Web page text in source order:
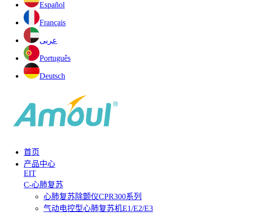
Español
Français
عربى
Português
Deutsch
首页
产品中心
EIT
C-心肺复苏
心肺复苏除颤仪CPR300系列
气动电控型心肺复苏机E1/E2/E3